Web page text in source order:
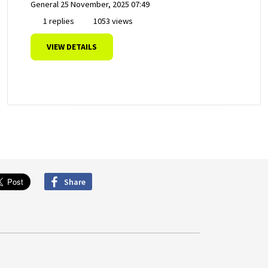
General 25 November, 2025 07:49
1 replies
1053 views
VIEW DETAILS
Share